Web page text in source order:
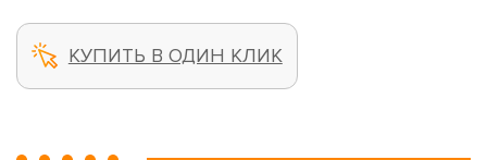
КУПИТЬ В ОДИН КЛИК